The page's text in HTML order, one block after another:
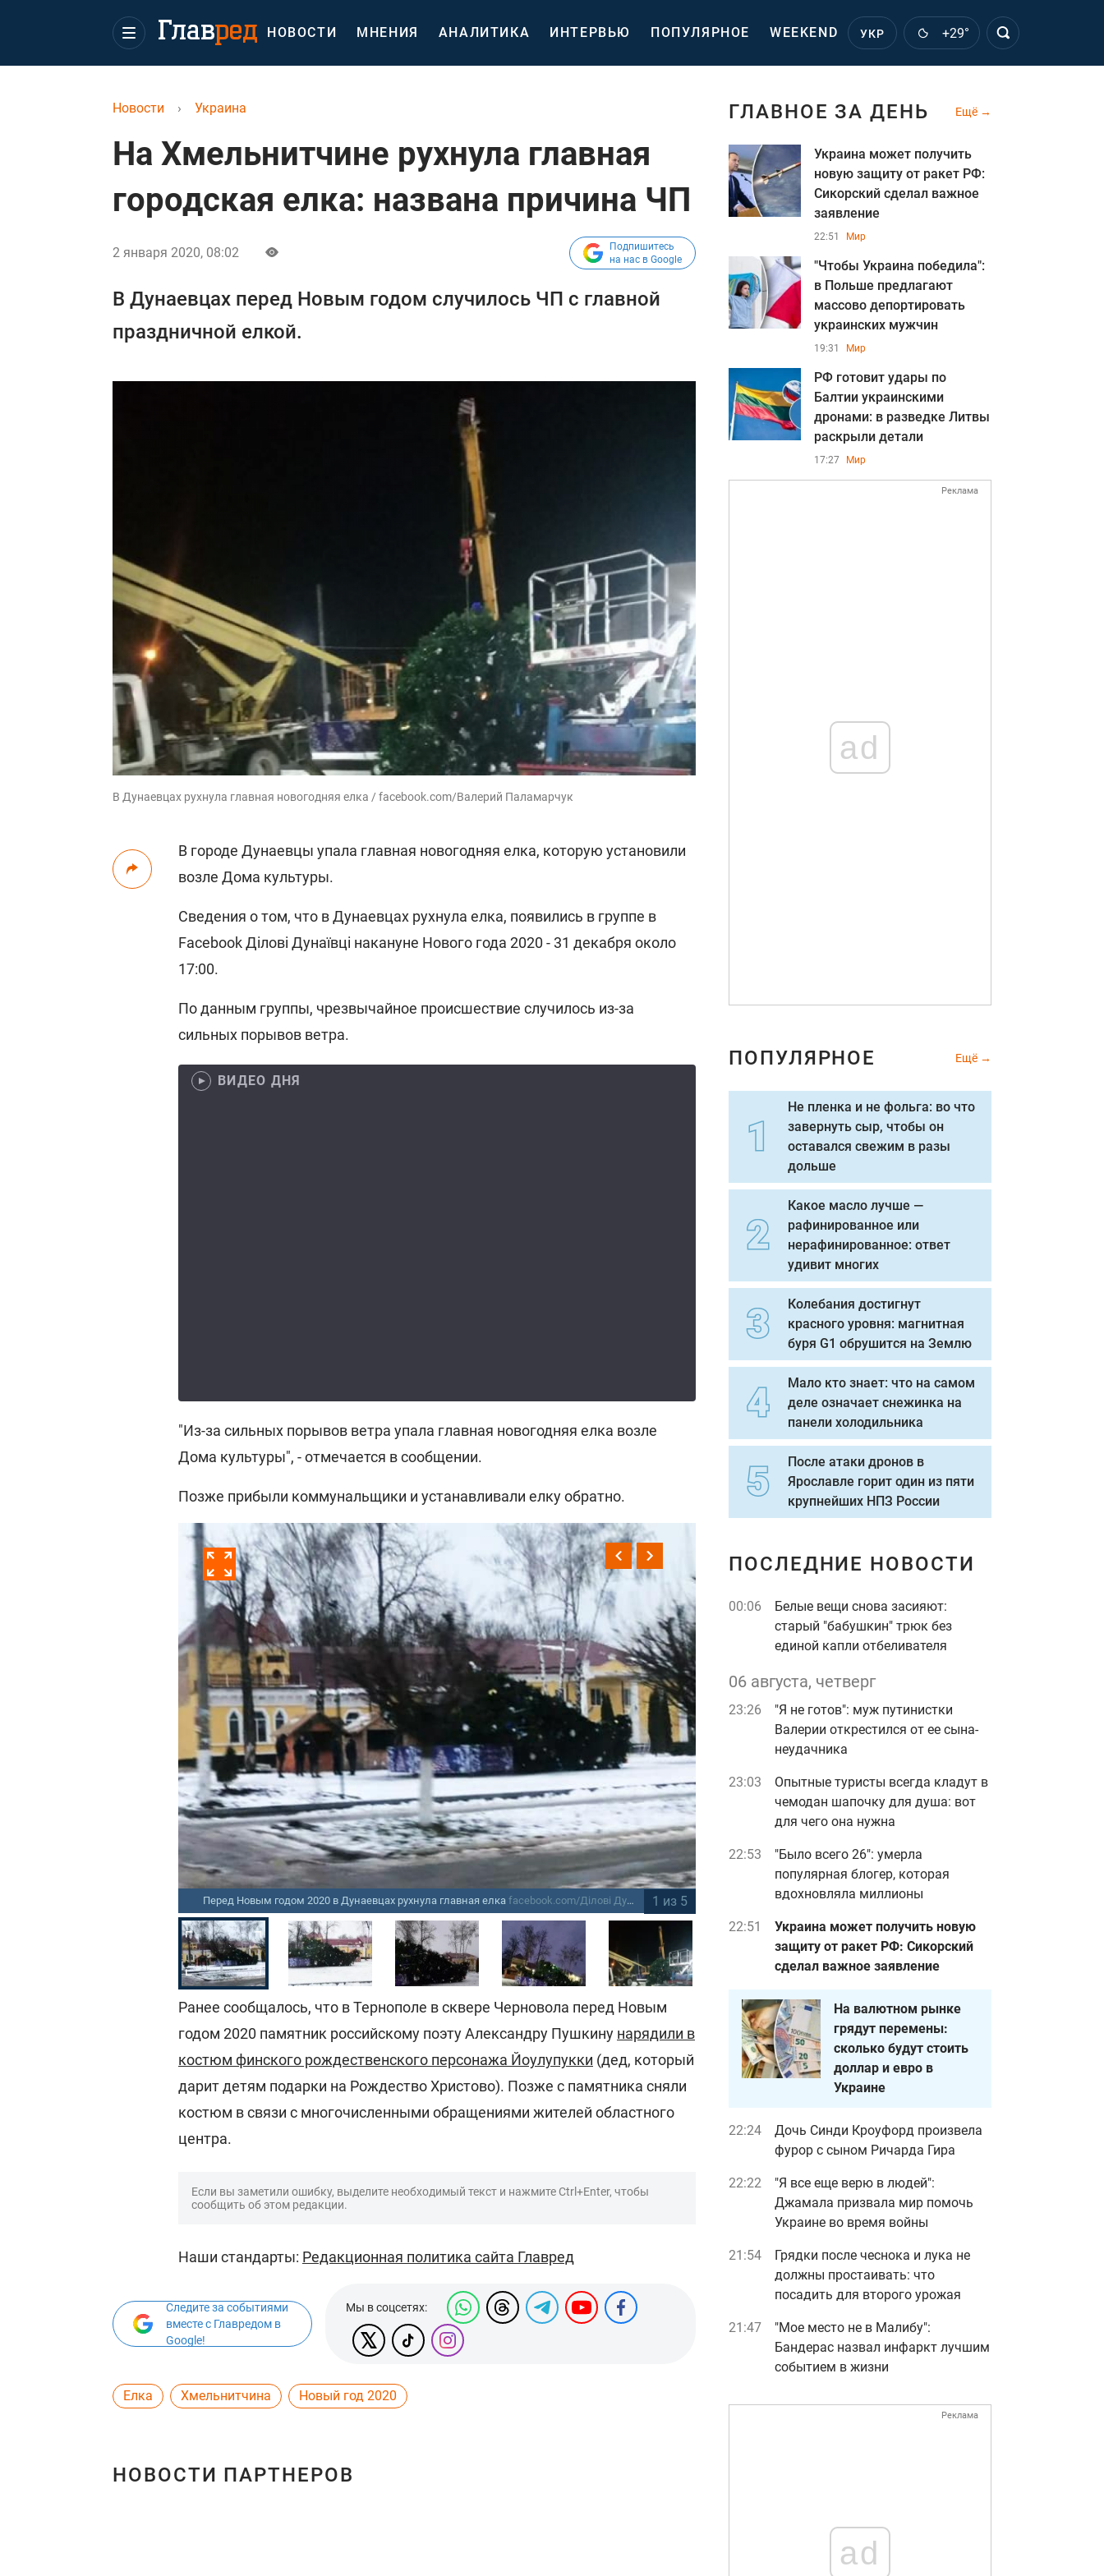
НОВОСТИ МНЕНИЯ АНАЛИТИКА ИНТЕРВЬЮ ПОПУЛЯРНОЕ WEEKEND УКР +29°
Новости › Украина
На Хмельнитчине рухнула главная
городская елка: названа причина ЧП
2 января 2020, 08:02
Подпишитесь
на нас в Google
В Дунаевцах перед Новым годом случилось ЧП с главной
праздничной елкой.
В Дунаевцах рухнула главная новогодняя елка / facebook.com/Валерий Паламарчук
В городе Дунаевцы упала главная новогодняя елка, которую установили
возле Дома культуры.
Сведения о том, что в Дунаевцах рухнула елка, появились в группе в
Facebook Ділові Дунаївці накануне Нового года 2020 - 31 декабря около
17:00.
По данным группы, чрезвычайное происшествие случилось из-за
сильных порывов ветра.
ВИДЕО ДНЯ
"Из-за сильных порывов ветра упала главная новогодняя елка возле
Дома культуры", - отмечается в сообщении.
Позже прибыли коммунальщики и устанавливали елку обратно.
Перед Новым годом 2020 в Дунаевцах рухнула главная елка facebook.com/Ділові Дунаївці Перед Новым годом 2020 в Дунаевцах рухнула главная елка
1 из 5
Ранее сообщалось, что в Тернополе в сквере Черновола перед Новым
годом 2020 памятник российскому поэту Александру Пушкину нарядили в
костюм финского рождественского персонажа Йоулупукки (дед, который
дарит детям подарки на Рождество Христово). Позже с памятника сняли
костюм в связи с многочисленными обращениями жителей областного
центра.
Если вы заметили ошибку, выделите необходимый текст и нажмите Ctrl+Enter, чтобы
сообщить об этом редакции.
Наши стандарты: Редакционная политика сайта Главред
Следите за событиями
вместе с Главредом в
Google!
Мы в соцсетях:
Елка Хмельнитчина Новый год 2020
НОВОСТИ ПАРТНЕРОВ
ГЛАВНОЕ ЗА ДЕНЬ Ещё
Украина может получить
новую защиту от ракет РФ:
Сикорский сделал важное
заявление
22:51 Мир
"Чтобы Украина победила":
в Польше предлагают
массово депортировать
украинских мужчин
19:31 Мир
РФ готовит удары по
Балтии украинскими
дронами: в разведке Литвы
раскрыли детали
17:27 Мир
Реклама
ad
ПОПУЛЯРНОЕ Ещё
Не пленка и не фольга: во что
завернуть сыр, чтобы он
оставался свежим в разы
дольше
Какое масло лучше —
рафинированное или
нерафинированное: ответ
удивит многих
Колебания достигнут
красного уровня: магнитная
буря G1 обрушится на Землю
Мало кто знает: что на самом
деле означает снежинка на
панели холодильника
После атаки дронов в
Ярославле горит один из пяти
крупнейших НПЗ России
ПОСЛЕДНИЕ НОВОСТИ
00:06
Белые вещи снова засияют:
старый "бабушкин" трюк без
единой капли отбеливателя
06 августа, четверг
23:26
"Я не готов": муж путинистки
Валерии открестился от ее сына-
неудачника
23:03
Опытные туристы всегда кладут в
чемодан шапочку для душа: вот
для чего она нужна
22:53
"Было всего 26": умерла
популярная блогер, которая
вдохновляла миллионы
22:51
Украина может получить новую
защиту от ракет РФ: Сикорский
сделал важное заявление
На валютном рынке
грядут перемены:
сколько будут стоить
доллар и евро в
Украине
22:24
Дочь Синди Кроуфорд произвела
фурор с сыном Ричарда Гира
22:22
"Я все еще верю в людей":
Джамала призвала мир помочь
Украине во время войны
21:54
Грядки после чеснока и лука не
должны простаивать: что
посадить для второго урожая
21:47
"Мое место не в Малибу":
Бандерас назвал инфаркт лучшим
событием в жизни
Реклама
ad